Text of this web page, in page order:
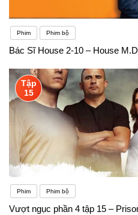
Phim Phim bộ
Bác Sĩ House 2-10 – House
Tập
15
Phim Phim bộ
Vượt ngục phần 4 tập 15 –